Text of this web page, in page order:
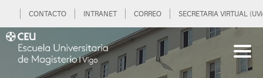
CONTACTO INTRANET CORREO SECRETARIA VIRTUAL